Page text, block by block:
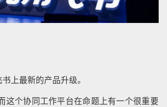
上最新的产品升级。
这个协同工作平台在命题上有一个很重要